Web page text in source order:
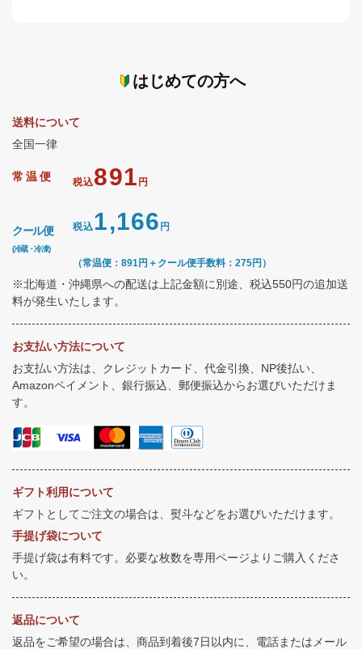
はじめての方へ
送料について
全国一律
常温便 税込891 円
クール便
(冷蔵・冷凍)
税込1,166 円
（常温便：891円＋クール便手数料：275円）
※北海道・沖縄県への配送は上記金額に別途、税込550円の追加送
料が発生いたします。
お支払い方法について
お支払い方法は、クレジットカード、代金引換、NP後払い、
Amazonペイメント、銀行振込、郵便振込からお選びいただけま
す。
ギフト利用について
ギフトとしてご注文の場合は、熨斗などをお選びいただけます。
手提げ袋について
手提げ袋は有料です。必要な枚数を専用ページよりご購入くださ
い。
返品について
返品をご希望の場合は、商品到着後7日以内に、電話またはメール